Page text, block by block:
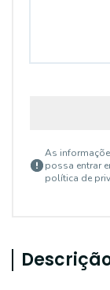
As
possa entrar
política de